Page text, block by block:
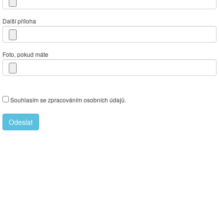
Další příloha
Foto, pokud máte
Souhlasím se zpracováním osobních údajů.